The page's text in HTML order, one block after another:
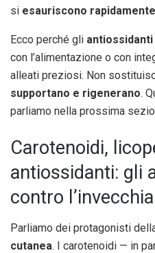
si esauriscono rapidamente
Ecco perché gli
con l’alimentazione o con
alleati preziosi. Non
supportano e rigenerano.
parliamo nella prossima
Carotenoidi,
antiossidanti: gli
contro
Parliamo dei protagonisti
cutanea. I carotenoidi — in